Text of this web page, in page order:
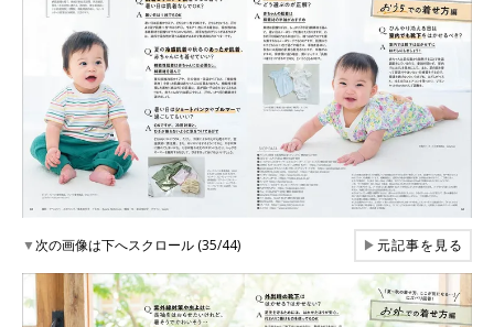
▼次の画像は下へスクロール (35/44) ▶元記事を見る